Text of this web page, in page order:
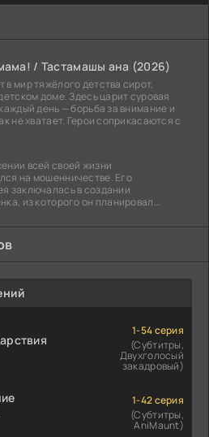
/ Тастамашы ана (2026)
мир тяжёлого детства сирот,
доме. Здесь царит суровая
день — борьба за внимание и
не хватает. Герои соприкасаются с
всей своей жизни
на мошенничестве. Его
заключалась в создании
из которого он планировал
1-54 серия
(Субтитры,
Двухголосый
закадровый)
1-42 серия
(Субтитры,
AniMaunt)